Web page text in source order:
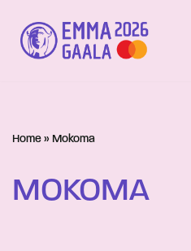
Siirry
suoraan
Home » Mokoma
MOKOMA